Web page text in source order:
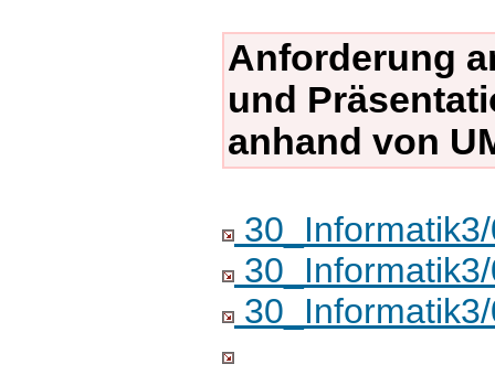
Anforderung
und
anhand von